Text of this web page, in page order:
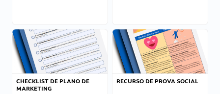
CHECKLIST DE PLANO DE
MARKETING
RECURSO DE PROVA SOCIAL